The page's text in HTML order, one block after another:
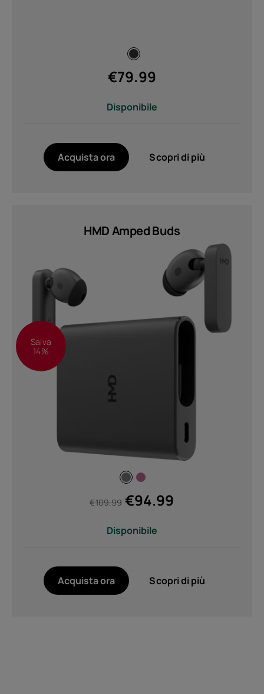
Riciclo dei dispositivi
Ripara in autonomia
€79.99
Disponibile
Acquista ora Scopri di più
HMD Amped Buds
Salva
14%
€109.99 €94.99
Disponibile
Acquista ora Scopri di più